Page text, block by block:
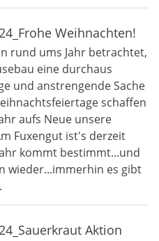
Weihnachten!
rund ums Jahr betrachtet,
eine durchaus
und anstrengende Sache
schaffen
aufs Neue unsere
Fuxengut ist's derzeit
kommt bestimmt...und
wieder...immerhin es gibt
Aktion